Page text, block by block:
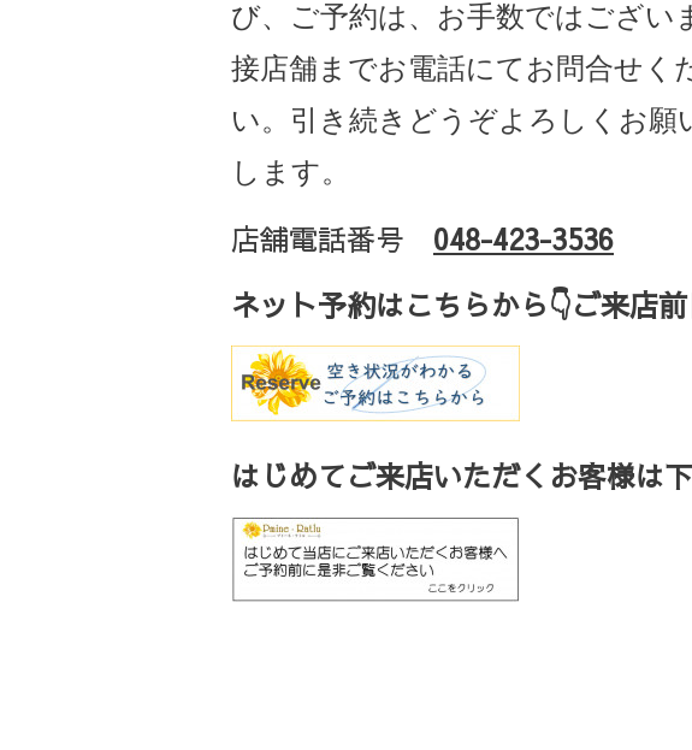
び、ご予約は、お手数ではござい
接店舗までお電話にてお問合せく
い。引き続きどうぞよろしくお願
します。
店舗電話番号 048-423-3536
ネット予約はこちらから👇ご来店
はじめてご来店いただくお客様は